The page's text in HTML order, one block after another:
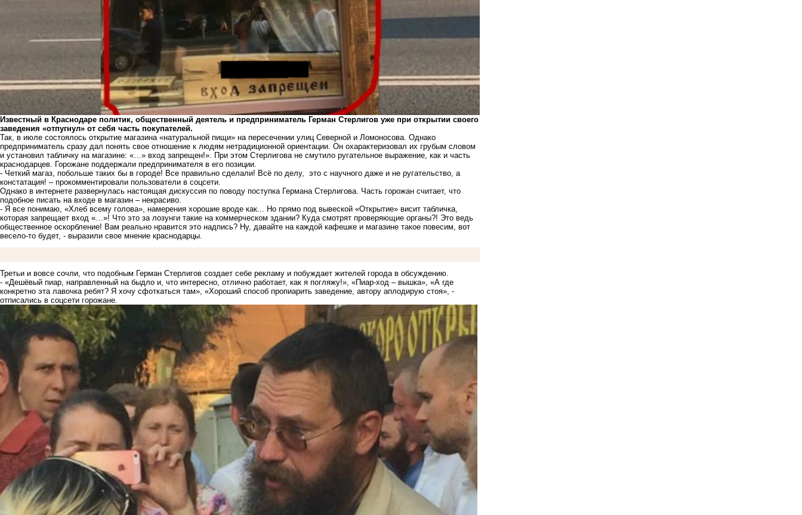
Известный в Краснодаре политик, общественный деятель и предприниматель Герман Стерлигов уже при открытии своего
заведения «отпугнул» от себя часть покупателей.
Так, в июле состоялось открытие магазина «натуральной пищи» на пересечении улиц Северной и Ломоносова. Однако
предприниматель сразу дал понять свое отношение к людям нетрадиционной ориентации. Он охарактеризовал их грубым словом
и установил табличку на магазине: «…» вход запрещен!». При этом Стерлигова не смутило ругательное выражение, как и часть
краснодарцев. Горожане поддержали предпринимателя в его позиции.
- Четкий магаз, побольше таких бы в городе! Все правильно сделали! Всё по делу, это с научного даже и не ругательство, а
констатация! – прокомментировали пользователи в соцсети.
Однако в интернете развернулась настоящая дискуссия по поводу поступка Германа Стерлигова. Часть горожан считает, что
подобное писать на входе в магазин – некрасиво.
- Я все понимаю, «Хлеб всему голова», намерения хорошие вроде как... Но прямо под вывеской «Открытие» висит табличка,
которая запрещает вход «…»! Что это за лозунги такие на коммерческом здании? Куда смотрят проверяющие органы?! Это ведь
общественное оскорбление! Вам реально нравится это надпись? Ну, давайте на каждой кафешке и магазине такое повесим, вот
весело-то будет, - выразили свое мнение краснодарцы.
Третьи и вовсе сочли, что подобным Герман Стерлигов создает себе рекламу и побуждает жителей города в обсуждению.
- «Дешёвый пиар, направленный на быдло и, что интересно, отлично работает, как я погляжу!», «Пиар-ход – вышка», «А где
конкретно эта лавочка ребят? Я хочу сфоткаться там», «Хороший способ пропиарить заведение, автору аплодирую стоя», -
отписались в соцсети горожане.